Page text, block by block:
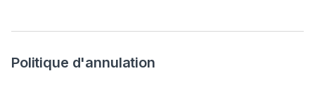
Politique d'annulation